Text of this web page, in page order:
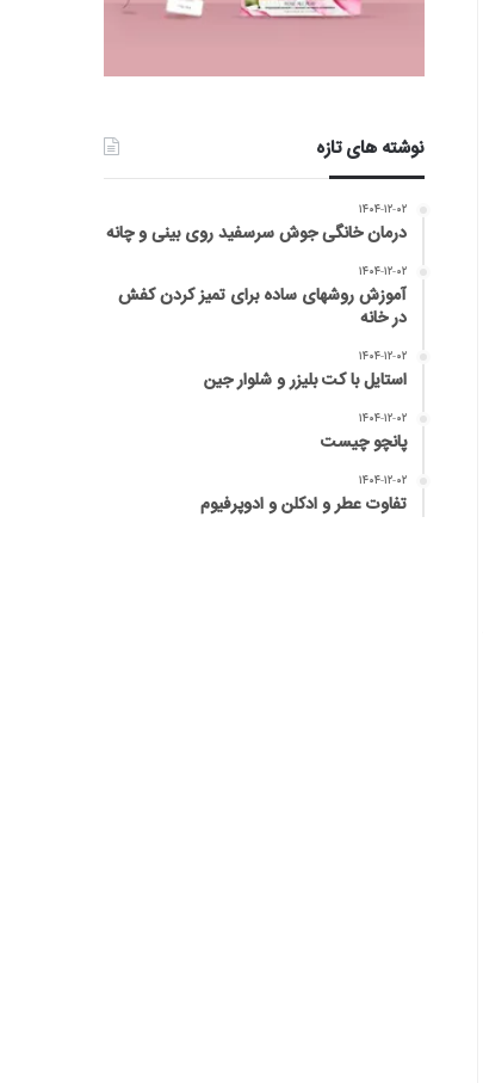
نوشته های تازه
۱۴۰۴-۱۲-۰۲
درمان خانگی جوش سرسفید روی بینی و چانه
۱۴۰۴-۱۲-۰۲
آموزش روشهای ساده برای تمیز کردن کفش
در خانه
۱۴۰۴-۱۲-۰۲
استایل با کت بلیزر و شلوار جین
۱۴۰۴-۱۲-۰۲
پانچو چیست
۱۴۰۴-۱۲-۰۲
تفاوت عطر و ادکلن و ادوپرفیوم